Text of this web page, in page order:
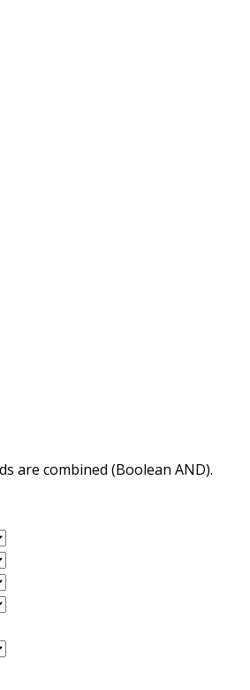
are combined (Boolean AND).